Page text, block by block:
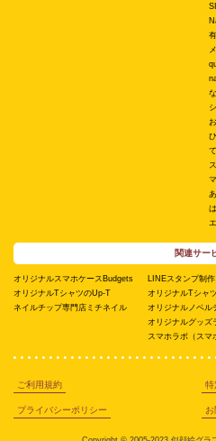
関連サー
オリジナルスマホケースBudgets
オリジナルTシャツのUp-T
ネイルチップ専門店ミチネイル
LINEスタンプ制
オリジナルTシャ
オリジナルノベル
オリジナルグッズ
スマホラボ（スマ
ご利用規約 特
プライバシーポリシー